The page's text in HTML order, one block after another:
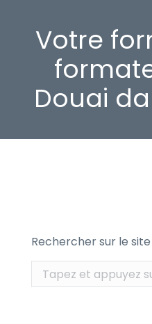
Votre
Douai
Rechercher sur le site
Recherche
: